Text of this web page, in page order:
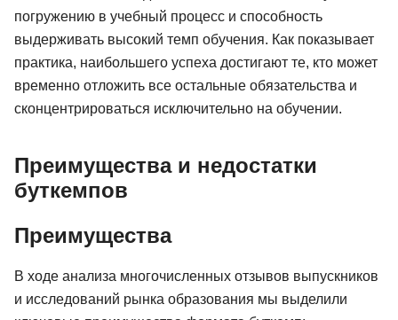
погружению в учебный процесс и способность
выдерживать высокий темп обучения. Как показывает
практика, наибольшего успеха достигают те, кто может
временно отложить все остальные обязательства и
сконцентрироваться исключительно на обучении.
Преимущества и недостатки
буткемпов
Преимущества
В ходе анализа многочисленных отзывов выпускников
и исследований рынка образования мы выделили